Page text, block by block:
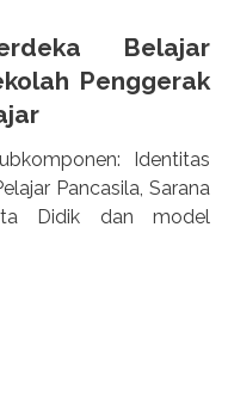
Belajar
Penggerak
Identitas
Pancasila, Sarana
Didik dan model